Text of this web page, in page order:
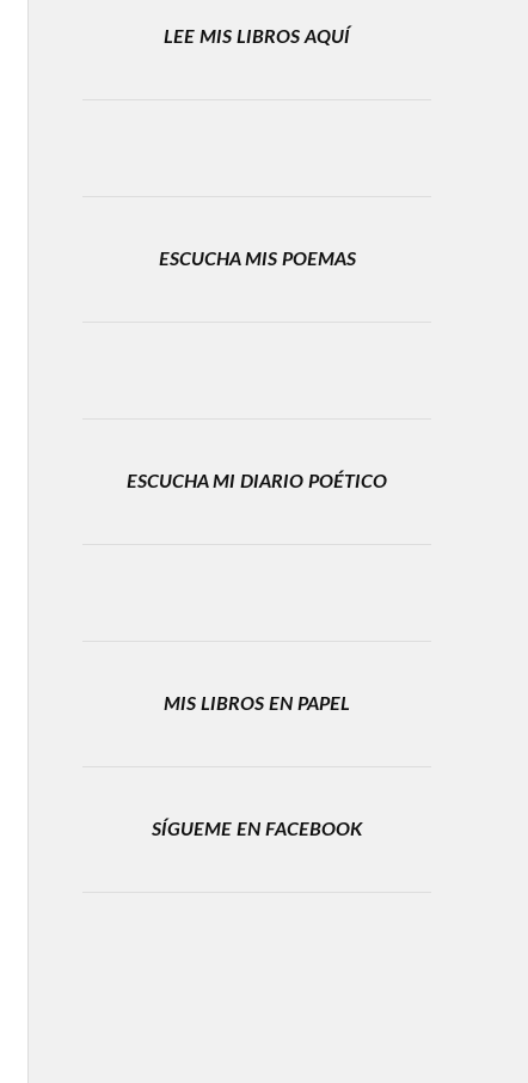
LEE MIS LIBROS AQUÍ
ESCUCHA MIS POEMAS
ESCUCHA MI DIARIO POÉTICO
MIS LIBROS EN PAPEL
SÍGUEME EN FACEBOOK